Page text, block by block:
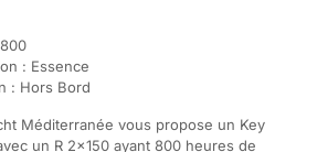
: Essence
: Hors Bord
Méditerranée vous propose un Key
un R 2×150 ayant 800 heures de